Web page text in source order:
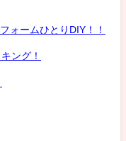
ォームひとりDIY！！
ング！